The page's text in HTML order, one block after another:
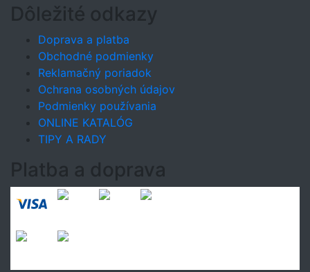
Dôležité odkazy
Doprava a platba
Obchodné podmienky
Reklamačný poriadok
Ochrana osobných údajov
Podmienky používania
ONLINE KATALÓG
TIPY A RADY
Platba a doprava